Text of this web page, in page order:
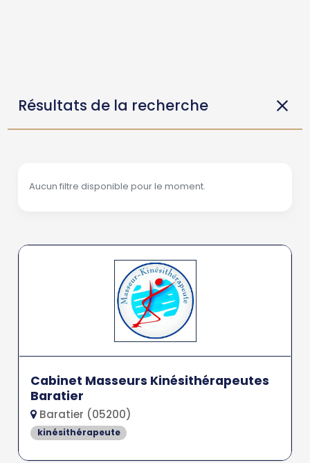
Résultats de la recherche
Aucun filtre disponible pour le moment.
Cabinet Masseurs Kinésithérapeutes
Baratier
Baratier (05200)
kinésithérapeute